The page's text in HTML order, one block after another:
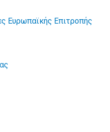
Ευρωπαϊκής Επιτροπής
το Οδηγία για το